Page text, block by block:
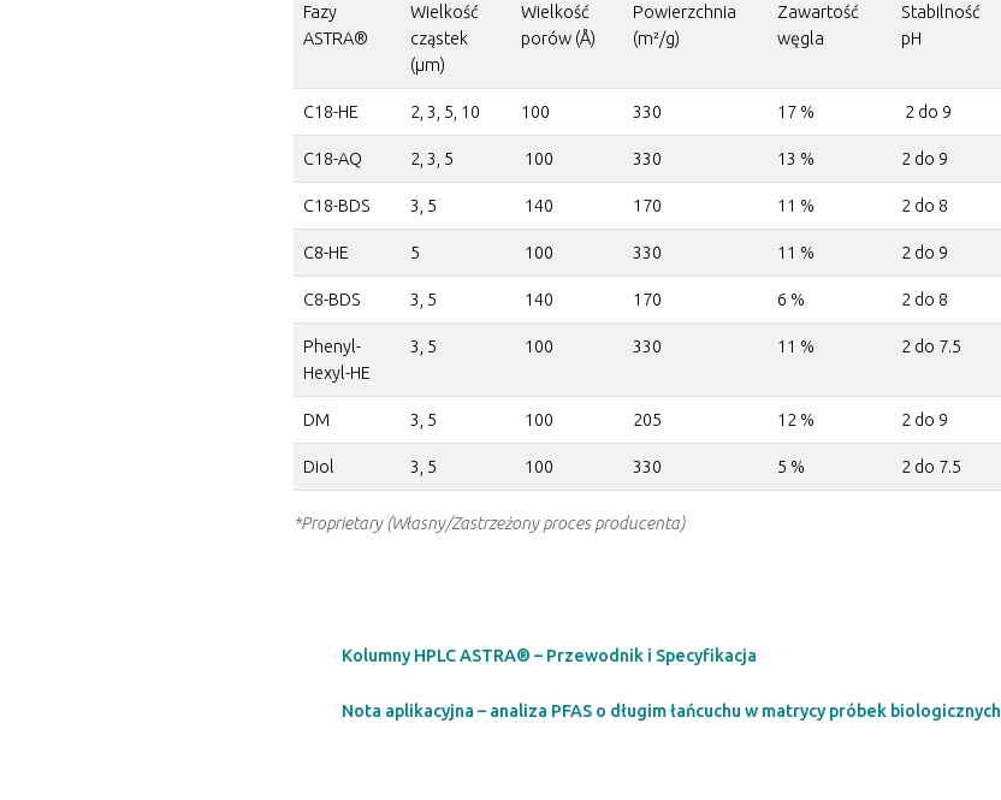
Fazy
ASTRA®
Wielkość
cząstek
(µm)
Wielkość
porów (Å)
Powierzchnia
(m²/g)
Zawartość
węgla
Stabilność
pH
C18-HE 2, 3, 5, 10 100 330 17 % 2 do 9
C18-AQ 2, 3, 5 100 330 13 % 2 do 9
C18-BDS 3, 5 140 170 11 % 2 do 8
C8-HE 5 100 330 11 % 2 do 9
C8-BDS 3, 5 140 170 6 % 2 do 8
Phenyl-
Hexyl-HE
3, 5 100 330 11 % 2 do 7.5
DM 3, 5 100 205 12 % 2 do 9
Diol 3, 5 100 330 5 % 2 do 7.5
*Proprietary (Własny/Zastrzeżony proces producenta)
Kolumny HPLC ASTRA® – Przewodnik i Specyfikacja
Nota aplikacyjna – analiza PFAS o długim łańcuchu w matrycy próbek biologicznych